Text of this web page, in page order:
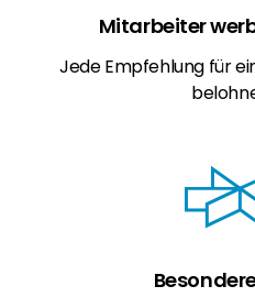
Mitarbeiter
Jede Empfehlung für